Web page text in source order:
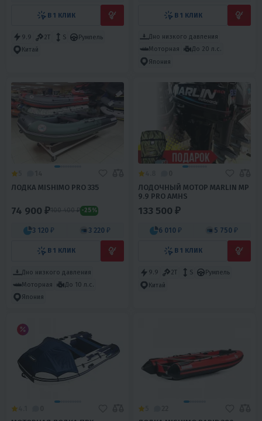
В 1 КЛИК
9.9 2T S
Румпель
Китай
В 1 КЛИК
Дно низкого давления
Моторная
До 20 л.с.
Япония
ЛОДКА MISHIMO PRO 335
74 900 ₽100 400 ₽ -25%
3 120 ₽ 3 220 ₽
В 1 КЛИК
Дно низкого давления
Моторная
До 10 л.с.
Япония
ЛОДОЧНЫЙ МОТОР MARLIN MP
9.9 PRO AMHS
133 500 ₽
6 010 ₽ 5 750 ₽
В 1 КЛИК
9.9 2T S
Румпель
Китай